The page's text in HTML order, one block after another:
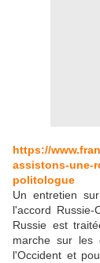
https://
assistons-une-
politologue
Un entretien
l'accord
Russie est
marche sur
l'Occident et